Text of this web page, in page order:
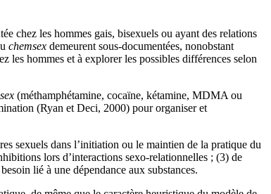
chez les hommes gais, bisexuels ou ayant des relations
chemsex demeurent sous-documentées, nonobstant
les hommes et à explorer les possibles différences selon
(méthamphétamine, cocaïne, kétamine, MDMA ou
(Ryan et Deci, 2000) pour organiser et
sexuels dans l’initiation ou le maintien de la pratique du
lors d’interactions sexo-relationnelles ; (3) de
lié à une dépendance aux substances.